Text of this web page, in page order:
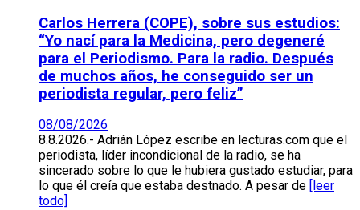
Carlos Herrera (COPE), sobre sus estudios:
“Yo nací para la Medicina, pero degeneré
para el Periodismo. Para la radio. Después
de muchos años, he conseguido ser un
periodista regular, pero feliz”
08/08/2026
8.8.2026.- Adrián López escribe en lecturas.com que el
periodista, líder incondicional de la radio, se ha
sincerado sobre lo que le hubiera gustado estudiar, para
lo que él creía que estaba destnado. A pesar de
[leer
todo]